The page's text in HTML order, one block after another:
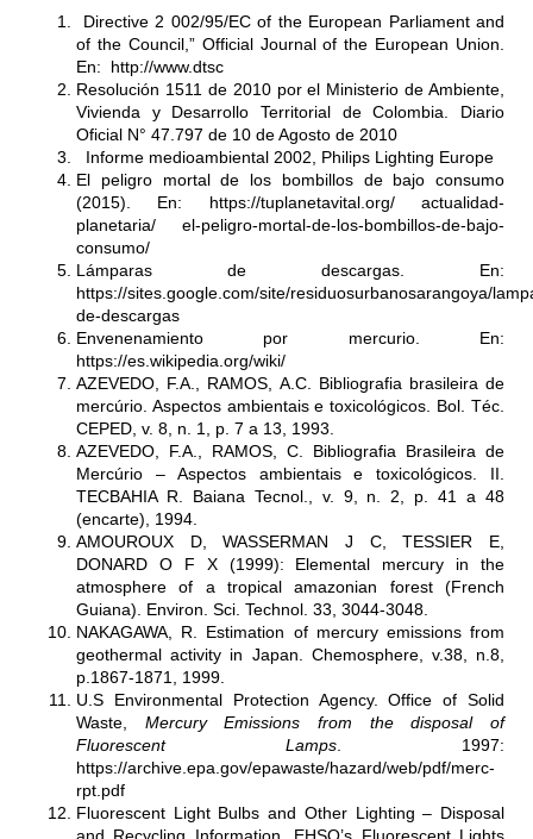
Directive 2 002/95/EC of the European Parliament and
of the Council,” Official Journal of the European Union.
En: http://www.dtsc
Resolución 1511 de 2010 por el Ministerio de Ambiente,
Vivienda y Desarrollo Territorial de Colombia. Diario
Oficial N° 47.797 de 10 de Agosto de 2010
Informe medioambiental 2002, Philips Lighting Europe
El peligro mortal de los bombillos de bajo consumo
(2015). En: https://tuplanetavital.org/actualidad-
planetaria/ el-peligro-mortal-de-los-bombillos-de-bajo-
consumo/
Lámparas de descargas. En:
https://sites.google.com/site/residuosurbanosarangoya/
de-descargas
Envenenamiento por mercurio. En:
https://es.wikipedia.org/wiki/
AZEVEDO, F.A., RAMOS, A.C. Bibliografia brasileira de
mercúrio. Aspectos ambientais e toxicológicos. Bol. Téc.
CEPED, v. 8, n. 1, p. 7 a 13, 1993.
AZEVEDO, F.A., RAMOS, C. Bibliografia Brasileira de
Mercúrio – Aspectos ambientais e toxicológicos. II.
TECBAHIA R. Baiana Tecnol., v. 9, n. 2, p. 41 a 48
(encarte), 1994.
AMOUROUX D, WASSERMAN J C, TESSIER E,
DONARD O F X (1999): Elemental mercury in the
atmosphere of a tropical amazonian forest (French
Guiana). Environ. Sci. Technol. 33, 3044-3048.
NAKAGAWA, R. Estimation of mercury emissions from
geothermal activity in Japan. Chemosphere, v.38, n.8,
p.1867-1871, 1999.
U.S Environmental Protection Agency. Office of Solid
Waste, Mercury Emissions from the disposal of
Fluorescent Lamps. 1997:
https://archive.epa.gov/epawaste/hazard/web/pdf/merc-
rpt.pdf
Fluorescent Light Bulbs and Other Lighting – Disposal